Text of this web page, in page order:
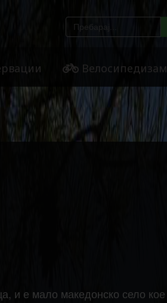
Велосипедизам
и е мало македонско село